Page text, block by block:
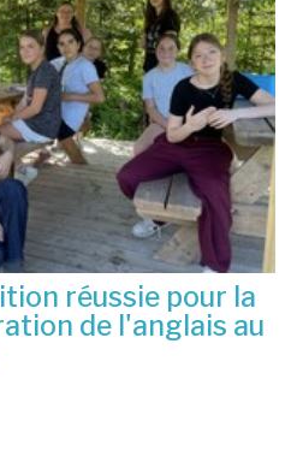
réussie pour la
de l'anglais au